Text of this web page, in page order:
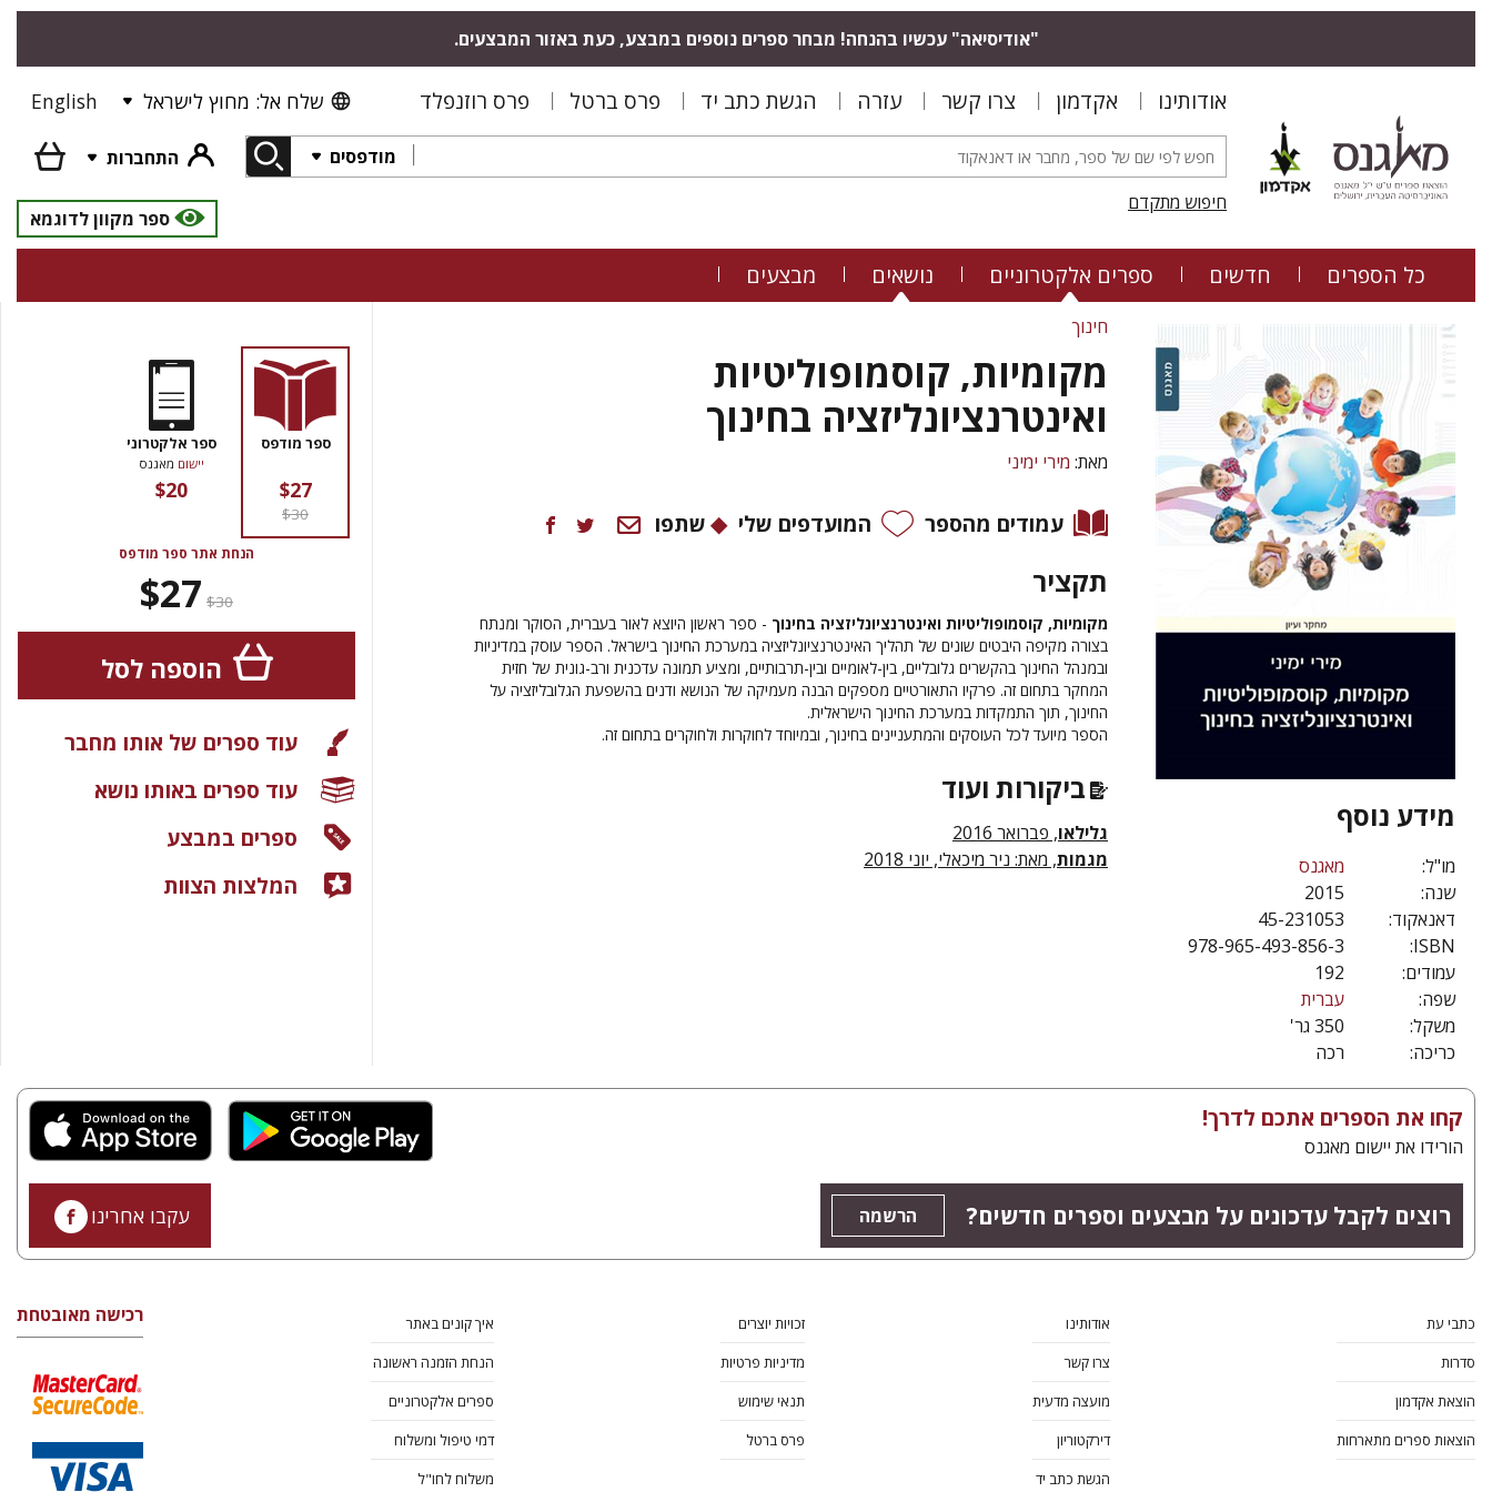
"אודיסיאה" עכשיו בהנחה! מבחר ספרים נוספים במבצע, כעת באזור המבצעים.
אודותינו אקדמון צרו קשר עזרה הגשת כתב יד פרס ברטל פרס רוזנפלד שלח אל: מחוץ לישראל English
מודפסים
התחברות
חיפוש מתקדם
ספר מקוון לדוגמא
כל הספרים חדשים ספרים אלקטרוניים נושאים מבצעים
מידע נוסף
מו"ל:
מאגנס
שנה:
2015
דאנאקוד:
45-231053
ISBN:
978-965-493-856-3
עמודים:
192
שפה:
עברית
משקל:
350 גר'
כריכה:
רכה
חינוך
מקומיות, קוסמופוליטיות
ואינטרנציונליזציה בחינוך
מאת: מירי ימיני
עמודים מהספר המועדפים שלי שתפו
תקציר
מקומיות, קוסמופוליטיות ואינטרנציונליזציה בחינוך - ספר ראשון היוצא לאור בעברית, הסוקר ומנתח
בצורה מקיפה היבטים שונים של תהליך האינטרנציונליזציה במערכת החינוך בישראל. הספר עוסק במדיניות
ובמנהל החינוך בהקשרים גלובליים, בין-לאומיים ובין-תרבותיים, ומציע תמונה עדכנית ורב-גונית של חזית
המחקר בתחום זה. פרקיו התאורטיים מספקים הבנה מעמיקה של הנושא ודנים בהשפעת הגלובליזציה על
החינוך, תוך התמקדות במערכת החינוך הישראלית.
הספר מיועד לכל העוסקים והמתעניינים בחינוך, ובמיוחד לחוקרות ולחוקרים בתחום זה.
ביקורות ועוד
גלילאו, פברואר 2016
מגמות, מאת: ניר מיכאלי, יוני 2018
ספר מודפס
$27
$30
ספר אלקטרוני
יישום מאגנס
$20
הנחת אתר ספר מודפס
$30
$27
הוספה לסל
עוד ספרים של אותו מחבר
עוד ספרים באותו נושא
ספרים במבצע
המלצות הצוות
קחו את הספרים אתכם לדרך!
הורידו את יישום מאגנס
רוצים לקבל עדכונים על מבצעים וספרים חדשים? הרשמה עקבו אחרינו
כתבי עת
סדרות
הוצאת אקדמון
הוצאות ספרים מתארחות
אודותינו
צרו קשר
מועצה מדעית
דירקטוריון
הגשת כתב יד
זכויות יוצרים
מדיניות פרטיות
תנאי שימוש
פרס ברטל
איך קונים באתר
הנחת הזמנה ראשונה
ספרים אלקטרוניים
דמי טיפול ומשלוח
משלוח לחו"ל
רכישה מאובטחת